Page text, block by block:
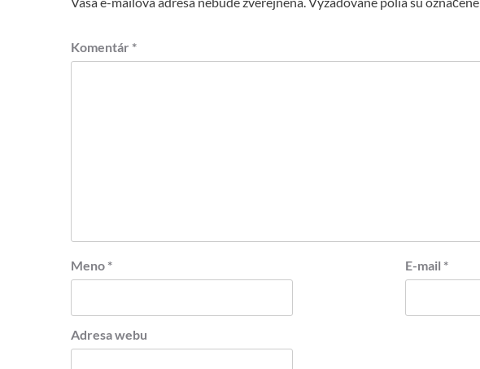
Komentár *
Meno * E-mail *
Adresa webu